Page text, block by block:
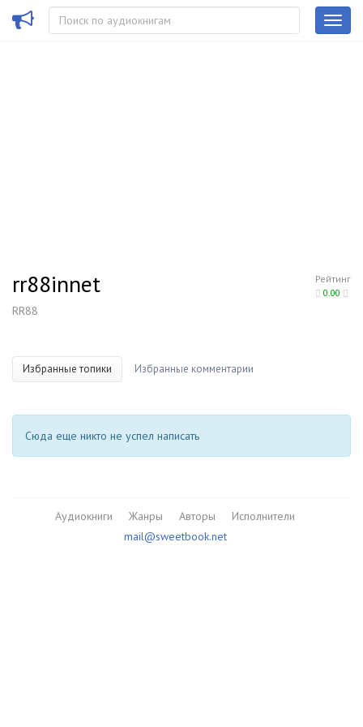
Рейтинг
0.00
rr88innet
RR88
Избранные топики Избранные комментарии
Сюда еще никто не успел написать
Аудиокниги Жанры Авторы
Исполнители
mail@sweetbook.net